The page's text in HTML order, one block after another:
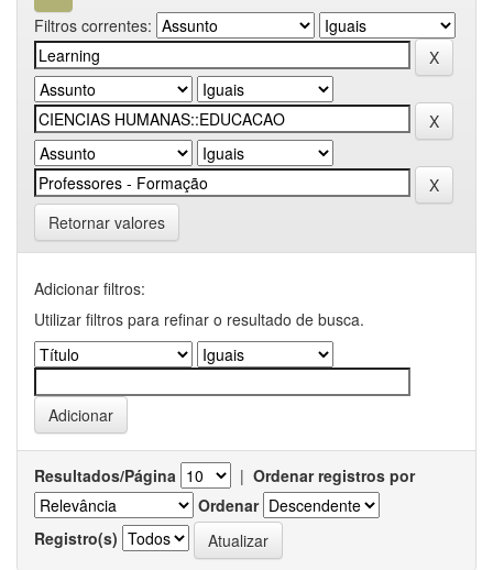
Filtros correntes:
Retornar valores
Adicionar filtros:
Utilizar filtros para refinar o resultado de busca.
Resultados/Página | Ordenar registros por
Ordenar
Registro(s)